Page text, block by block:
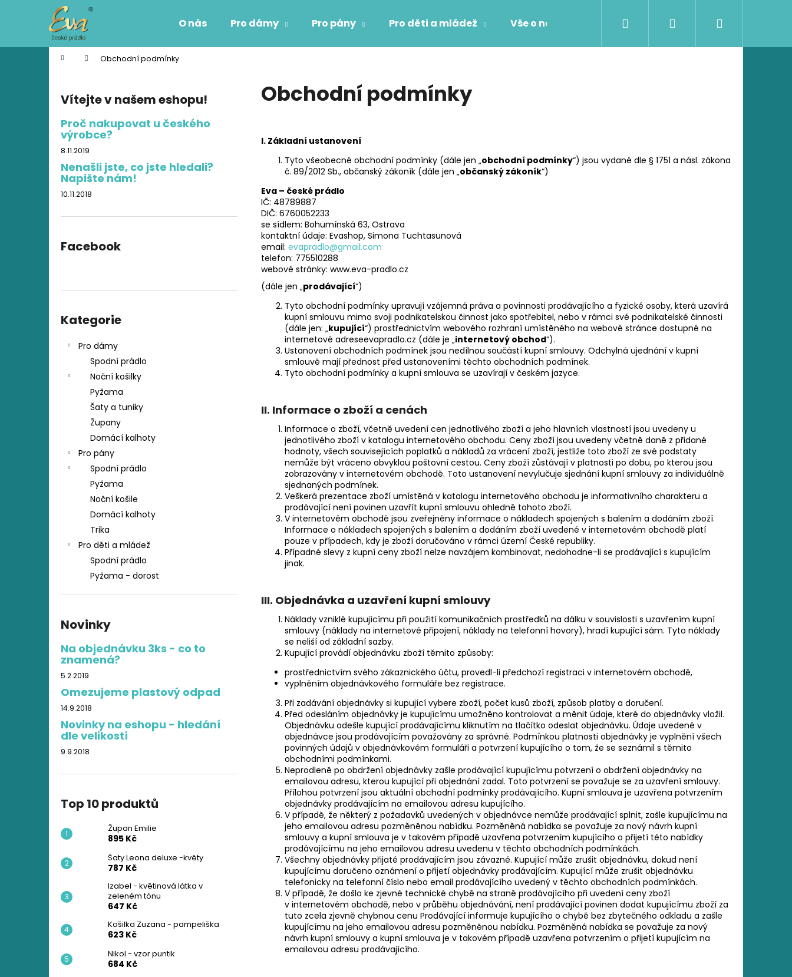
O nás Pro dámy Pro pány Pro děti a mládež Vše o nákupu Kontakty Přihlášení
Domů Obchodní podmínky
Vítejte v našem eshopu!
Proč nakupovat u českého
výrobce?
8.11.2019
Nenašli jste, co jste hledali?
Napište nám!
10.11.2018
Facebook
kategorie
Kategorie
Pro dámy
Spodní prádlo
Noční košilky
Pyžama
Šaty a tuniky
Župany
Domácí kalhoty
Pro pány
Spodní prádlo
Pyžama
Noční košile
Domácí kalhoty
Trika
Pro děti a mládež
Spodní prádlo
Pyžama - dorost
Novinky
Na objednávku 3ks - co to
znamená?
5.2.2019
Omezujeme plastový odpad
14.9.2018
Novinky na eshopu - hledání
dle velikostí
9.9.2018
Top 10 produktů
Župan Emilie
895 Kč
Šaty Leona deluxe -květy
787 Kč
Izabel - květinová látka v
zeleném tónu
647 Kč
Košilka Zuzana - pampeliška
623 Kč
Nikol - vzor puntik
684 Kč
Obchodní podmínky
I. Základní ustanovení
Tyto všeobecné obchodní podmínky (dále jen „obchodní podmínky“) jsou vydané dle § 1751 a násl. zákona
č. 89/2012 Sb., občanský zákoník (dále jen „občanský zákoník“)
Eva – české prádlo
IČ: 48789887
DIČ: 6760052233
se sídlem: Bohumínská 63, Ostrava
kontaktní údaje: Evashop, Simona Tuchtasunová
email: evapradlo@gmail.com
telefon: 775510288
webové stránky: www.eva-pradlo.cz
(dále jen „prodávající“)
Tyto obchodní podmínky upravují vzájemná práva a povinnosti prodávajícího a fyzické osoby, která uzavírá
kupní smlouvu mimo svoji podnikatelskou činnost jako spotřebitel, nebo v rámci své podnikatelské činnosti
(dále jen: „kupující“) prostřednictvím webového rozhraní umístěného na webové stránce dostupné na
internetové adreseevapradlo.cz (dále je „internetový obchod“).
Ustanovení obchodních podmínek jsou nedílnou součástí kupní smlouvy. Odchylná ujednání v kupní
smlouvě mají přednost před ustanoveními těchto obchodních podmínek.
Tyto obchodní podmínky a kupní smlouva se uzavírají v českém jazyce.
II. Informace o zboží a cenách
Informace o zboží, včetně uvedení cen jednotlivého zboží a jeho hlavních vlastností jsou uvedeny u
jednotlivého zboží v katalogu internetového obchodu. Ceny zboží jsou uvedeny včetně daně z přidané
hodnoty, všech souvisejících poplatků a nákladů za vrácení zboží, jestliže toto zboží ze své podstaty
nemůže být vráceno obvyklou poštovní cestou. Ceny zboží zůstávají v platnosti po dobu, po kterou jsou
zobrazovány v internetovém obchodě. Toto ustanovení nevylučuje sjednání kupní smlouvy za individuálně
sjednaných podmínek.
Veškerá prezentace zboží umístěná v katalogu internetového obchodu je informativního charakteru a
prodávající není povinen uzavřít kupní smlouvu ohledně tohoto zboží.
V internetovém obchodě jsou zveřejněny informace o nákladech spojených s balením a dodáním zboží.
Informace o nákladech spojených s balením a dodáním zboží uvedené v internetovém obchodě platí
pouze v případech, kdy je zboží doručováno v rámci území České republiky.
Případné slevy z kupní ceny zboží nelze navzájem kombinovat, nedohodne-li se prodávající s kupujícím
jinak.
III. Objednávka a uzavření kupní smlouvy
Náklady vzniklé kupujícímu při použití komunikačních prostředků na dálku v souvislosti s uzavřením kupní
smlouvy (náklady na internetové připojení, náklady na telefonní hovory), hradí kupující sám. Tyto náklady
se neliší od základní sazby.
Kupující provádí objednávku zboží těmito způsoby:
prostřednictvím svého zákaznického účtu, provedl-li předchozí registraci v internetovém obchodě,
vyplněním objednávkového formuláře bez registrace.
Při zadávání objednávky si kupující vybere zboží, počet kusů zboží, způsob platby a doručení.
Před odesláním objednávky je kupujícímu umožněno kontrolovat a měnit údaje, které do objednávky vložil.
Objednávku odešle kupující prodávajícímu kliknutím na tlačítko odeslat objednávku. Údaje uvedené v
objednávce jsou prodávajícím považovány za správné. Podmínkou platnosti objednávky je vyplnění všech
povinných údajů v objednávkovém formuláři a potvrzení kupujícího o tom, že se seznámil s těmito
obchodními podmínkami.
Neprodleně po obdržení objednávky zašle prodávající kupujícímu potvrzení o obdržení objednávky na
emailovou adresu, kterou kupující při objednání zadal. Toto potvrzení se považuje se za uzavření smlouvy.
Přílohou potvrzení jsou aktuální obchodní podmínky prodávajícího. Kupní smlouva je uzavřena potvrzením
objednávky prodávajícím na emailovou adresu kupujícího.
V případě, že některý z požadavků uvedených v objednávce nemůže prodávající splnit, zašle kupujícímu na
jeho emailovou adresu pozměněnou nabídku. Pozměněná nabídka se považuje za nový návrh kupní
smlouvy a kupní smlouva je v takovém případě uzavřena potvrzením kupujícího o přijetí této nabídky
prodávajícímu na jeho emailovou adresu uvedenu v těchto obchodních podmínkách.
Všechny objednávky přijaté prodávajícím jsou závazné. Kupující může zrušit objednávku, dokud není
kupujícímu doručeno oznámení o přijetí objednávky prodávajícím. Kupující může zrušit objednávku
telefonicky na telefonní číslo nebo email prodávajícího uvedený v těchto obchodních podmínkách.
V případě, že došlo ke zjevné technické chybě na straně prodávajícího při uvedení ceny zboží
v internetovém obchodě, nebo v průběhu objednávání, není prodávající povinen dodat kupujícímu zboží za
tuto zcela zjevně chybnou cenu Prodávající informuje kupujícího o chybě bez zbytečného odkladu a zašle
kupujícímu na jeho emailovou adresu pozměněnou nabídku. Pozměněná nabídka se považuje za nový
návrh kupní smlouvy a kupní smlouva je v takovém případě uzavřena potvrzením o přijetí kupujícím na
emailovou adresu prodávajícího.
í
Zpět
do
Zpět
do
HLEDAT
Doporučujeme
ŠATY LEONA DELUXE -KVĚTY
787 Kč